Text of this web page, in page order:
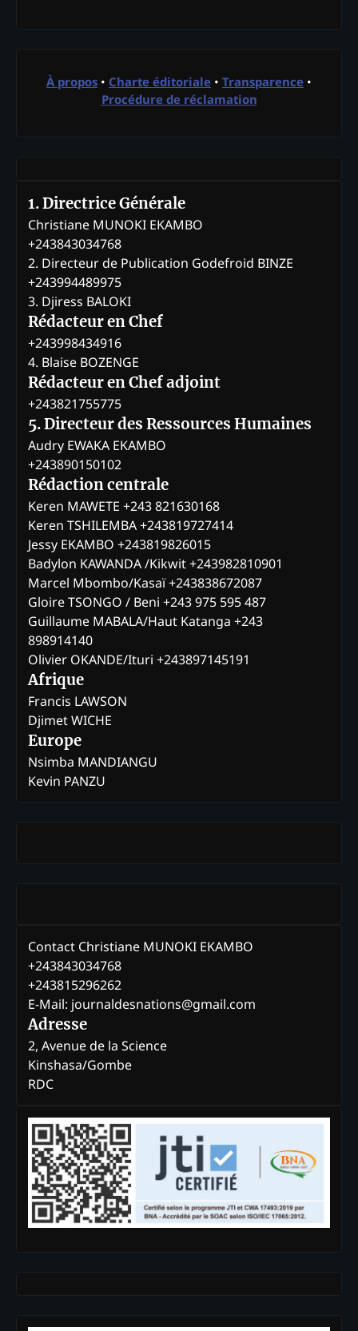
À propos • Charte éditoriale • Transparence •
Procédure de réclamation
1. Directrice Générale
Christiane MUNOKI EKAMBO
+243843034768
2. Directeur de Publication Godefroid BINZE
+243994489975
3. Djiress BALOKI
Rédacteur en Chef
+243998434916
4. Blaise BOZENGE
Rédacteur en Chef adjoint
+243821755775
5. Directeur des Ressources Humaines
Audry EWAKA EKAMBO
+243890150102
Rédaction centrale
Keren MAWETE +243 821630168
Keren TSHILEMBA +243819727414
Jessy EKAMBO +243819826015
Badylon KAWANDA /Kikwit +243982810901
Marcel Mbombo/Kasaï +243838672087
Gloire TSONGO / Beni +243 975 595 487
Guillaume MABALA/Haut Katanga +243
898914140
Olivier OKANDE/Ituri +243897145191
Afrique
Francis LAWSON
Djimet WICHE
Europe
Nsimba MANDIANGU
Kevin PANZU
Contact Christiane MUNOKI EKAMBO
+243843034768
+243815296262
E-Mail: journaldesnations@gmail.com
Adresse
2, Avenue de la Science
Kinshasa/Gombe
RDC